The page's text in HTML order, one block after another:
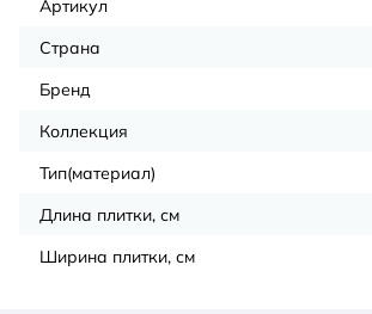
Артикул
Страна
Бренд
Коллекция
Тип(материал)
Длина плитки, см
Ширина плитки, см